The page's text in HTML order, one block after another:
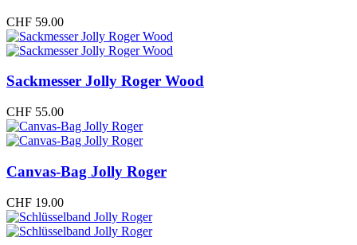
CHF 59.00
Sackmesser Jolly Roger Wood
CHF 55.00
Canvas-Bag Jolly Roger
CHF 19.00